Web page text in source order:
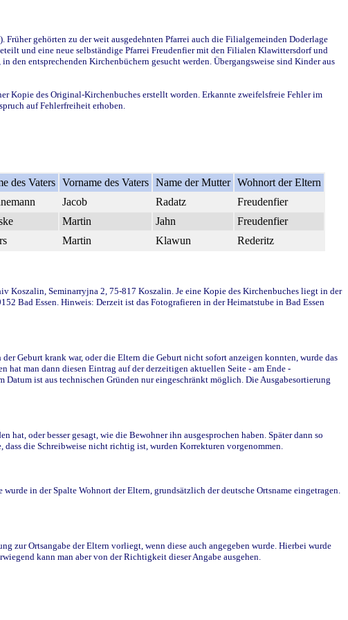
gehörten zu der weit ausgedehnten Pfarrei auch die Filialgemeinden Doderlage
und eine neue selbständige Pfarrei Freudenfier mit den Filialen Klawittersdorf und
entsprechenden Kirchenbüchern gesucht werden. Übergangsweise sind Kinder aus
Kopie des Original-Kirchenbuches erstellt worden. Erkannte zweifelsfreie Fehler im
auf Fehlerfreiheit erhoben.
des Vaters Vorname des Vaters Name der Mutter Wohnort der Eltern
Jacob Radatz
Freudenfier
Martin Jahn
Freudenfier
Martin Klawun Rederitz
Seminarryjna 2, 75-817 Koszalin. Je eine Kopie des Kirchenbuches liegt in der
Bad Essen. Hinweis: Derzeit ist das Fotografieren in der Heimatstube in Bad Essen
Geburt krank war, oder die Eltern die Geburt nicht sofort anzeigen konnten, wurde das
man dann diesen Eintrag auf der derzeitigen aktuellen Seite - am Ende -
ist aus technischen Gründen nur eingeschränkt möglich. Die Ausgabesortierung
oder besser gesagt, wie die Bewohner ihn ausgesprochen haben. Später dann so
die Schreibweise nicht richtig ist, wurden Korrekturen vorgenommen.
in der Spalte Wohnort der Eltern, grundsätzlich der deutsche Ortsname eingetragen.
zur Ortsangabe der Eltern vorliegt, wenn diese auch angegeben wurde. Hierbei wurde
kann man aber von der Richtigkeit dieser Angabe ausgehen.